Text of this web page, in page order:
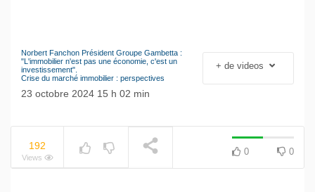
NOW PLAYING
Le séisme industriel
Norbert Fanchon Président Groupe Gambetta :
"L'immobilier n'est pas une économie, c'est un
investissement".
Crise du marché immobilier : perspectives
23 octobre 2024 15 h 02 min
+ de videos
192
Views
0 0